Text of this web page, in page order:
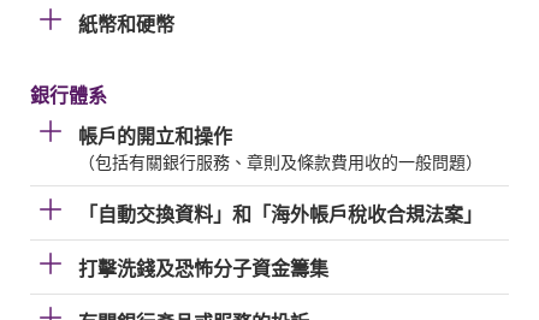
紙幣和硬幣
銀行體系
帳戶的開立和操作
（包括有關銀行服務、章則及條款費用收的一般問題）
「自動交換資料」和「海外帳戶稅收合規法案」
打擊洗錢及恐怖分子資金籌集